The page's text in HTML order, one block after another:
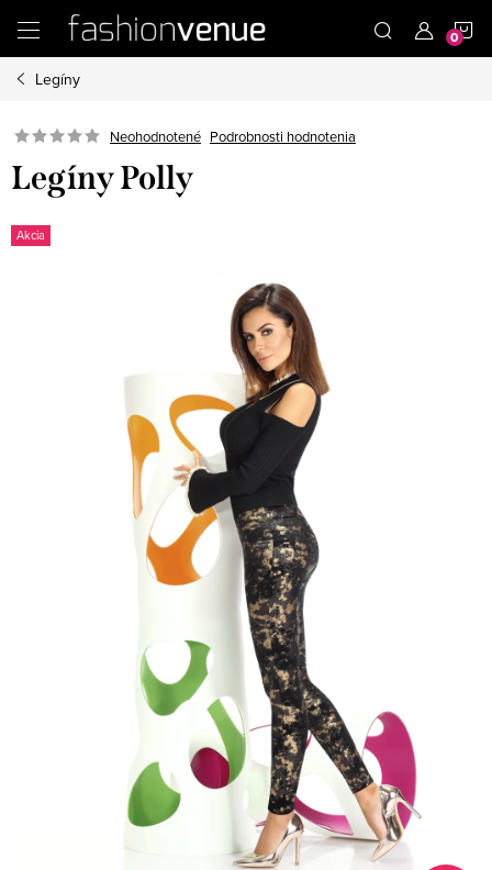
obsah
Legíny
Neohodnotené Podrobnosti hodnotenia
Legíny Polly
Akcia